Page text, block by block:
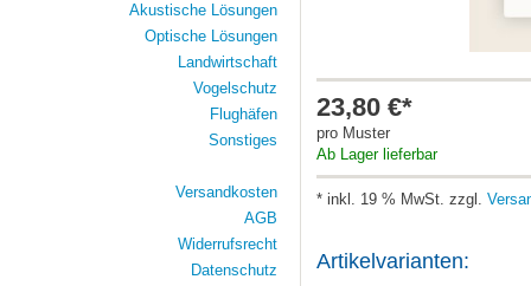
23,80 €*
pro Muster
Ab Lager lieferbar
* inkl. 19 % MwSt. zzgl.
Artikelvarianten:
Akustische Lösungen
Optische Lösungen
Landwirtschaft
Vogelschutz
Flughäfen
Sonstiges
Versandkosten
AGB
Widerrufsrecht
Datenschutz